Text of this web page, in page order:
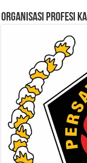
ORGANISASI PROFESI